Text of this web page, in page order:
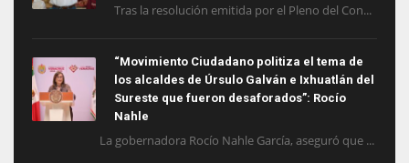
Tras la resolución emitida por el Pleno del Con...
“Movimiento Ciudadano politiza el tema de
los alcaldes de Úrsulo Galván e Ixhuatlán del
Sureste que fueron desaforados”: Rocío
Nahle
La gobernadora Rocío Nahle García, aseguró que ...